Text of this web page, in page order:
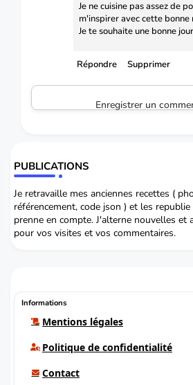
Je ne cuisine pas assez de
m'inspirer avec cette bonne
Je te souhaite une bonne
Répondre Supprimer
Enregistrer un
PUBLICATIONS
Je retravaille mes anciennes recettes (
référencement, code json ) et les
prenne en compte. J'alterne nouvelles et
pour vos visites et vos commentaires.
Informations
Mentions légales
Politique de confidentialité
Contact